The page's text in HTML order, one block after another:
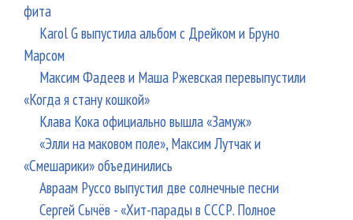
фита
Karol G выпустила альбом с Дрейком и Бруно
Марсом
Максим Фадеев и Маша Ржевская перевыпустили
«Когда я стану кошкой»
Клава Кока официально вышла «Замуж»
«Элли на маковом поле», Максим Лутчак и
«Смешарики» объединились
Авраам Руссо выпустил две солнечные песни
Сергей Сычёв - «Хит-парады в СССР. Полное